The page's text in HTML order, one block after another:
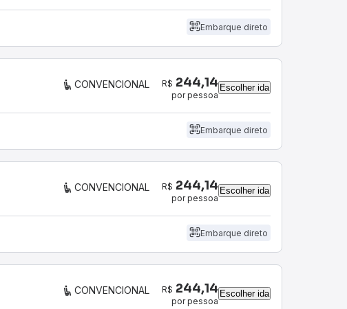
Embarque direto
CONVENCIONAL R$ 244,14
por pessoa
Escolher ida
Embarque direto
CONVENCIONAL R$ 244,14
por pessoa
Escolher ida
Embarque direto
CONVENCIONAL R$ 244,14
por pessoa
Escolher ida